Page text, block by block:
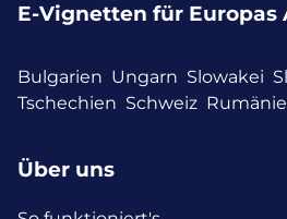
E-Vignetten für Europas
Bulgarien Ungarn Slowakei
Tschechien Schweiz
Über uns